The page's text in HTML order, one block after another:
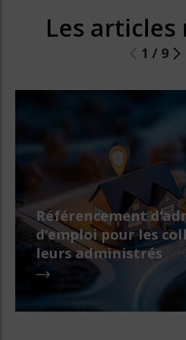
Les
1 / 9
Référencement
d’emploi pour les
leurs administrés